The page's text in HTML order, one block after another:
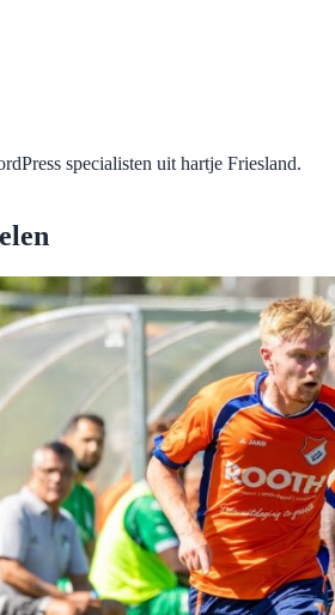
specialisten uit hartje Friesland.